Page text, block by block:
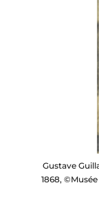
Gustave
1868,